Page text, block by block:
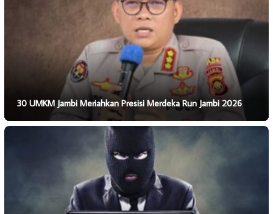
30 UMKM Jambi Meriahkan Presisi Merdeka Run Jambi 2026